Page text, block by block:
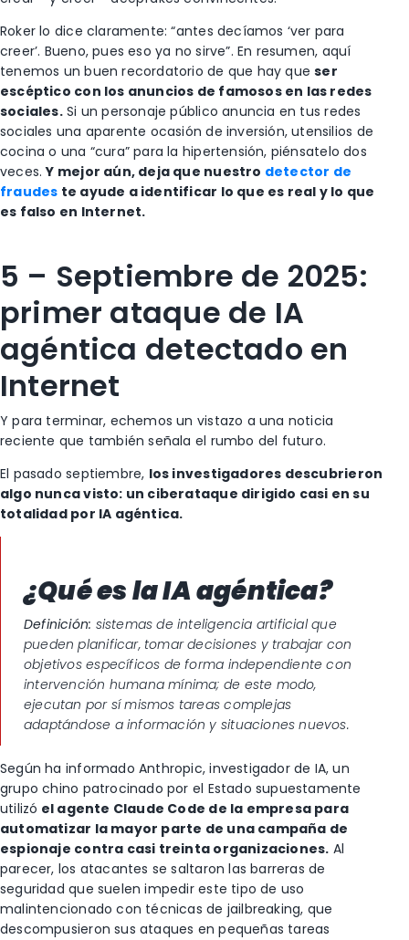
Roker lo dice claramente: “antes decíamos ‘ver para
creer’. Bueno, pues eso ya no sirve”. En resumen, aquí
tenemos un buen recordatorio de que hay queser
escéptico con los anuncios de famosos en las redes
sociales.Si un personaje público anuncia en tus redes
sociales una aparente ocasión de inversión, utensilios de
cocina o una “cura” para la hipertensión, piénsatelo dos
veces.Y mejor aún, deja que nuestro detector de
fraudes te ayude a identificar lo que es real y lo que
es falso en Internet.
5 – Septiembre de 2025:
primer ataque de IA
agéntica detectado en
Internet
Y para terminar, echemos un vistazo a una noticia
reciente que también señala el rumbo del futuro.
El pasado septiembre, los investigadores descubrieron
algo nunca visto: un ciberataque dirigido casi en su
totalidad por IA agéntica.
¿Qué es la IA agéntica?
Definición: sistemas de inteligencia artificial que
pueden planificar, tomar decisiones y trabajar con
objetivos específicos de forma independiente con
intervención humana mínima; de este modo,
ejecutan por sí mismos tareas complejas
adaptándose a información y situaciones nuevos.
Según ha informado Anthropic, investigador de IA, un
grupo chino patrocinado por el Estado supuestamente
utilizó el agente Claude Code de la empresa para
automatizar la mayor parte de una campaña de
espionaje contra casi treinta organizaciones. Al
parecer, los atacantes se saltaron las barreras de
seguridad que suelen impedir este tipo de uso
malintencionado con técnicas de jailbreaking, que
descompusieron sus ataques en pequeñas tareas